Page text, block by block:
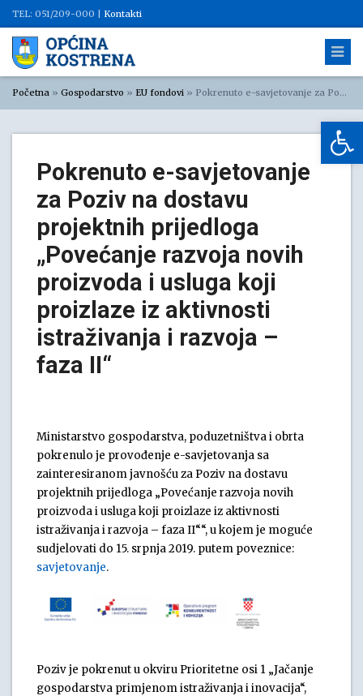
TEL: 051/209-000 | Kontakti
Početna » Gospodarstvo » EU fondovi » Pokrenuto e-savjetovanje za Poziv na dostavu projektnih prijedloga „Povećanje razvoja novih proizvoda i usluga koji proizlaze iz aktivnosti istraživanja i razvoja – faza II“
Pokrenuto e-savjetovanje
za Poziv na dostavu
projektnih prijedloga
„Povećanje razvoja novih
proizvoda i usluga koji
proizlaze iz aktivnosti
istraživanja i razvoja –
faza II“
Ministarstvo gospodarstva, poduzetništva i obrta
pokrenulo je provođenje e-savjetovanja sa
zainteresiranom javnošću za Poziv na dostavu
projektnih prijedloga „Povećanje razvoja novih
proizvoda i usluga koji proizlaze iz aktivnosti
istraživanja i razvoja – faza II““, u kojem je moguće
sudjelovati do 15. srpnja 2019. putem poveznice:
savjetovanje.
Poziv je pokrenut u okviru Prioritetne osi 1 „Jačanje
gospodarstva primjenom istraživanja i inovacija“,